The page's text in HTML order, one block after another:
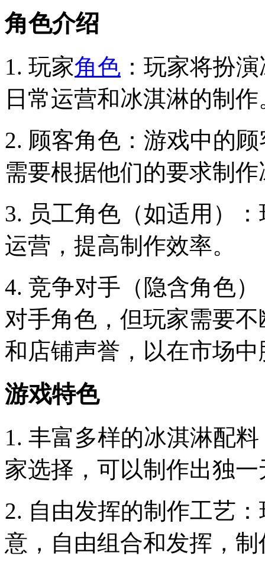
角色介绍
1. 玩家角色 ：玩家将扮
日常运营和冰淇淋的制作
2. 顾客角色：游戏中的
需要根据他们的要求制
3. 员工角色（如适用）
运营，提高制作效率。
4. 竞争对手（隐含角色
对手角色，但玩家需要
和店铺声誉，以在市场
游戏特色
1. 丰富多样的冰淇淋配
家选择，可以制作出独
2. 自由发挥的制作工艺
意，自由组合和发挥，